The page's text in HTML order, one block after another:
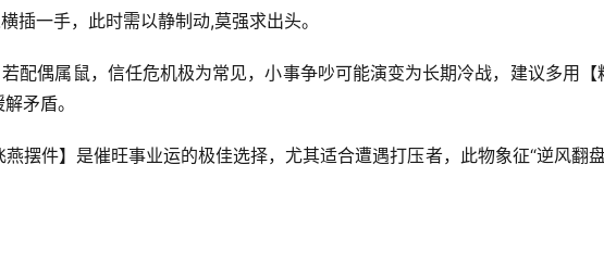
插一手，此时需以静制动,莫强求出头。
配偶属鼠，信任危机极为常见，小事争吵可能演变为长期冷战，建议多用【
矛盾。
摆件】是催旺事业运的极佳选择，尤其适合遭遇打压者，此物象征“逆风翻盘